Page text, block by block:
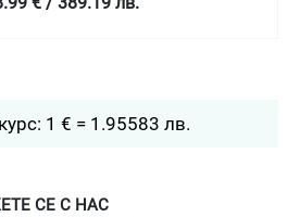
1 € = 1.95583 лв.
СЕ С НАС